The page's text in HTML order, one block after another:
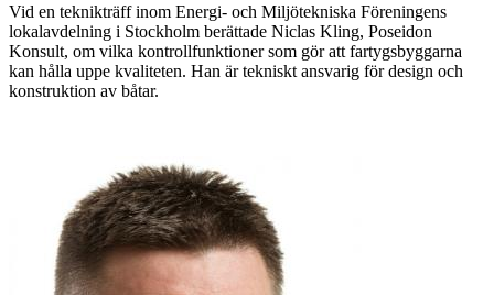
Vid en teknikträff inom Energi- och Miljötekniska Föreningens
lokalavdelning i Stockholm berättade Niclas Kling, Poseidon
Konsult, om vilka kontrollfunktioner som gör att fartygsbyggarna
kan hålla uppe kvaliteten. Han är tekniskt ansvarig för design och
konstruktion av båtar.